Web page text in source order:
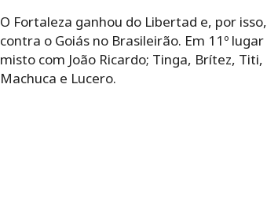
O Fortaleza ganhou do Libertad e, por
contra o Goiás no Brasileirão. Em 11º
misto com João Ricardo; Tinga, Brítez,
Machuca e Lucero.